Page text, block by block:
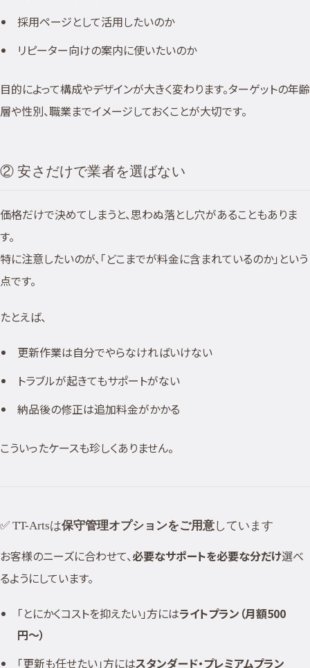
採用ページとして活用したいのか
リピーター向けの案内に使いたいのか
目的によって構成やデザインが大きく変わります。ターゲットの年齢
層や性別、職業までイメージしておくことが大切です。
② 安さだけで業者を選ばない
価格だけで決めてしまうと、思わぬ落とし穴があることもありま
す。
特に注意したいのが、「どこまでが料金に含まれているのか」という
点です。
たとえば、
更新作業は自分でやらなければいけない
トラブルが起きてもサポートがない
納品後の修正は追加料金がかかる
こういったケースも珍しくありません。
✅ TT-Artsは保守管理オプションをご用意しています
お客様のニーズに合わせて、必要なサポートを必要な分だけ選べ
るようにしています。
「とにかくコストを抑えたい」方にはライトプラン（月額500
円〜）
「更新も任せたい」方にはスタンダード・プレミアムプラン